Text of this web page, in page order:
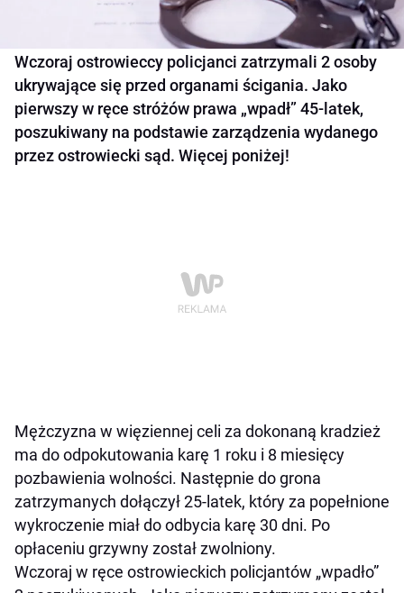
Wczoraj ostrowieccy policjanci zatrzymali 2 osoby
ukrywające się przed organami ścigania. Jako
pierwszy w ręce stróżów prawa „wpadł” 45-latek,
poszukiwany na podstawie zarządzenia wydanego
przez ostrowiecki sąd. Więcej poniżej!
Mężczyzna w więziennej celi za dokonaną kradzież
ma do odpokutowania karę 1 roku i 8 miesięcy
pozbawienia wolności. Następnie do grona
zatrzymanych dołączył 25-latek, który za popełnione
wykroczenie miał do odbycia karę 30 dni. Po
opłaceniu grzywny został zwolniony.
Wczoraj w ręce ostrowieckich policjantów „wpadło”